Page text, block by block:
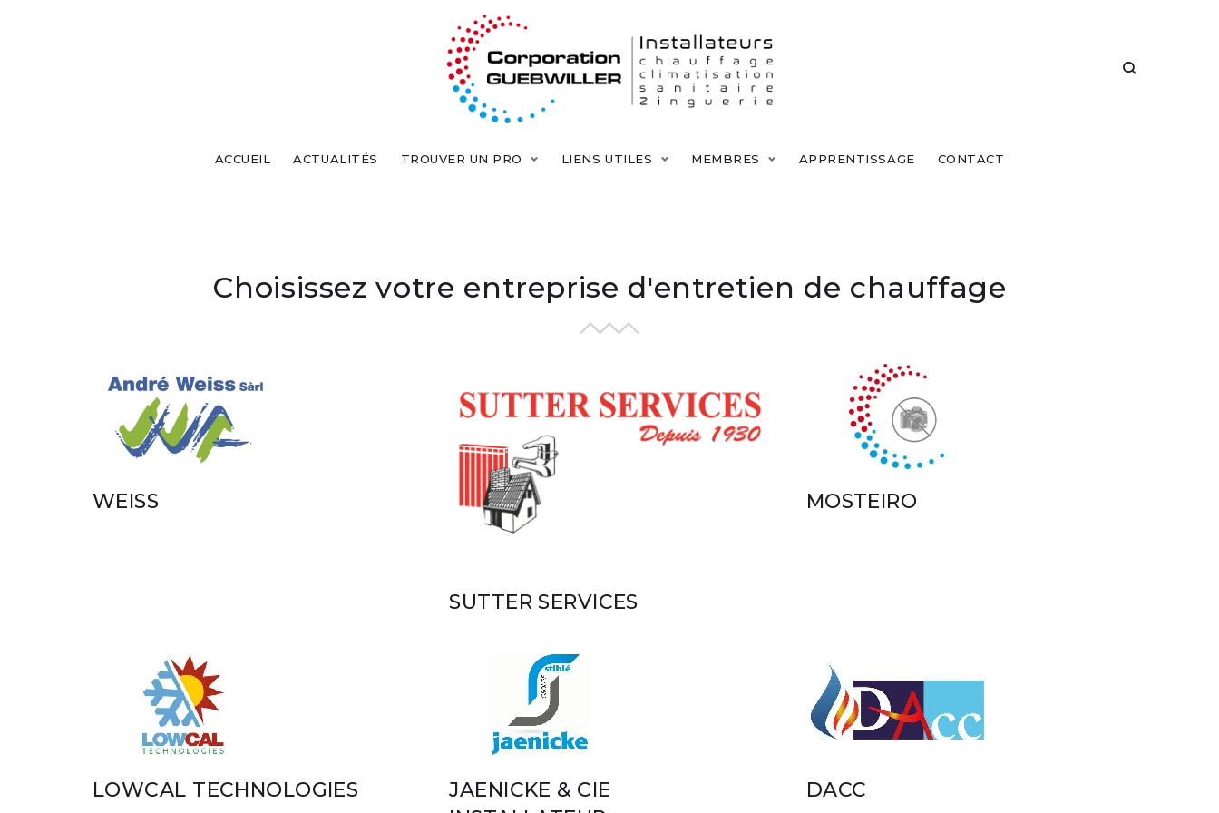
ACCUEIL ACTUALITÉS TROUVER UN PRO LIENS UTILES MEMBRES APPRENTISSAGE CONTACT
Choisissez votre entreprise d'entretien de chauffage
WEISS
SUTTER SERVICES
MOSTEIRO
LOWCAL TECHNOLOGIES
JAENICKE & CIE
DACC